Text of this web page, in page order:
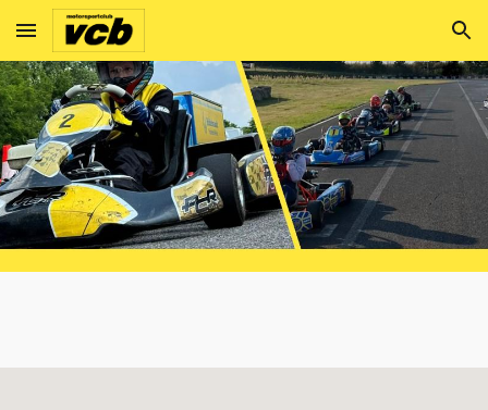
Skip to main content Skip to navigation